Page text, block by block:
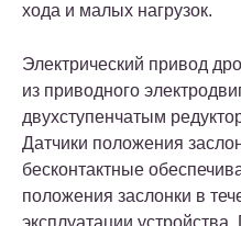
хода и малых нагрузок.
Электрический привод
из приводного
двухступенчатым
Датчики положения
бесконтактные
положения заслонки в